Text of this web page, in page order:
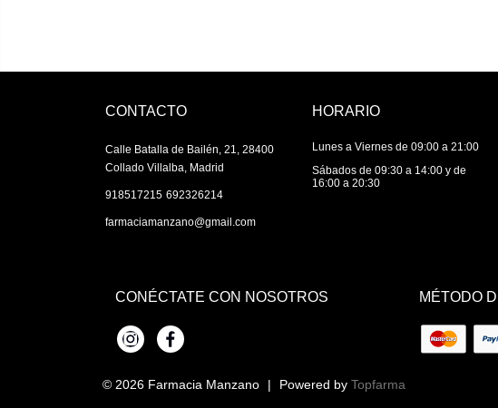
CONTACTO
Calle Batalla de Bailén, 21, 28400
Collado Villalba, Madrid
918517215 692326214
farmaciamanzano@gmail.com
HORARIO
Lunes a Viernes de 09:00 a 21:00
Sábados de 09:30 a 14:00 y de
16:00 a 20:30
CONÉCTATE CON NOSOTROS
InstagramFacebook
MÉTODO
© 2026 Farmacia Manzano | Powered by Topfarma